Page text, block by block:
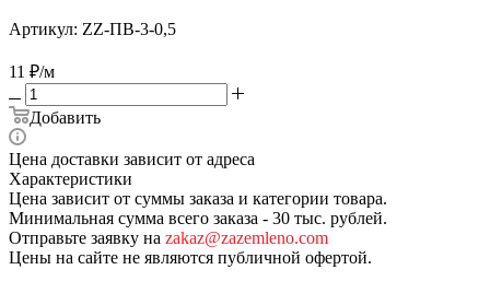
Артикул: ZZ-ПВ-3-0,5
11 ₽/м
Добавить
Цена доставки зависит от адреса
Характеристики
Цена зависит от суммы заказа и категории товара.
Минимальная сумма всего заказа - 30 тыс. рублей.
Отправьте заявку на zakaz@zazemleno.com
Цены на сайте не являются публичной офертой.